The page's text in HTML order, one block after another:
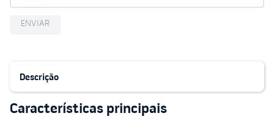
ENVIAR
Descrição